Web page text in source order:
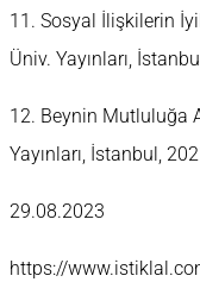
11. Sosyal İlişkilerin
Üniv. Yayınları,
12. Beynin Mutluluğa
Yayınları, İstanbul,
29.08.2023
https://